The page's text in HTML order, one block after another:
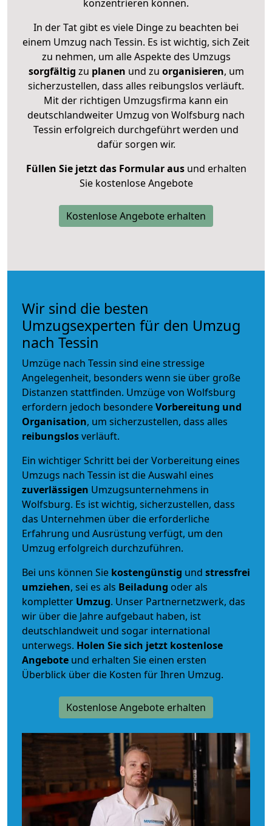
konzentrieren können.
In der Tat gibt es viele Dinge zu beachten bei
einem Umzug nach Tessin. Es ist wichtig, sich Zeit
zu nehmen, um alle Aspekte des Umzugs
sorgfältig zu planen und zu organisieren, um
sicherzustellen, dass alles reibungslos verläuft.
Mit der richtigen Umzugsfirma kann ein
deutschlandweiter Umzug von Wolfsburg nach
Tessin erfolgreich durchgeführt werden und
dafür sorgen wir.
Füllen Sie jetzt das Formular ausund erhalten
Sie kostenlose Angebote
Kostenlose Angebote erhalten
Wir sind die besten
Umzugsexperten für den Umzug
nach Tessin
Umzüge nach Tessin sind eine stressige
Angelegenheit, besonders wenn sie über große
Distanzen stattfinden. Umzüge von Wolfsburg
erfordern jedoch besondereVorbereitung und
Organisation, um sicherzustellen, dass alles
reibungslosverläuft.
Ein wichtiger Schritt bei der Vorbereitung eines
Umzugs nach Tessin ist die Auswahl eines
zuverlässigen Umzugsunternehmens in
Wolfsburg. Es ist wichtig, sicherzustellen, dass
das Unternehmen über die erforderliche
Erfahrung und Ausrüstung verfügt, um den
Umzug erfolgreich durchzuführen.
Bei uns können Sie kostengünstig und stressfrei
umziehen, sei es als Beiladung oder als
kompletter Umzug. Unser Partnernetzwerk, das
wir über die Jahre aufgebaut haben, ist
deutschlandweit und sogar international
unterwegs. Holen Sie sich jetzt kostenlose
Angebote und erhalten Sie einen ersten
Überblick über die Kosten für Ihren Umzug.
Kostenlose Angebote erhalten